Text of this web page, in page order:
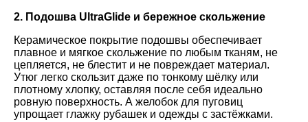
2. Подошва UltraGlide и бережное скольжение
Керамическое покрытие подошвы обеспечивает
плавное и мягкое скольжение по любым тканям, не
цепляется, не блестит и не повреждает материал.
Утюг легко скользит даже по тонкому шёлку или
плотному хлопку, оставляя после себя идеально
ровную поверхность. А желобок для пуговиц
упрощает глажку рубашек и одежды с застёжками.